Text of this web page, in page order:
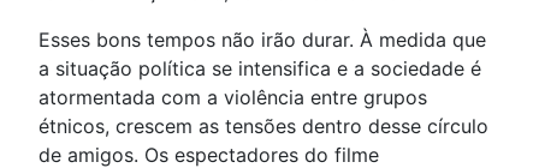
Esses bons tempos não irão durar. À medida que
a situação política se intensifica e a sociedade é
atormentada com a violência entre grupos
étnicos, crescem as tensões dentro desse círculo
de amigos. Os espectadores do filme